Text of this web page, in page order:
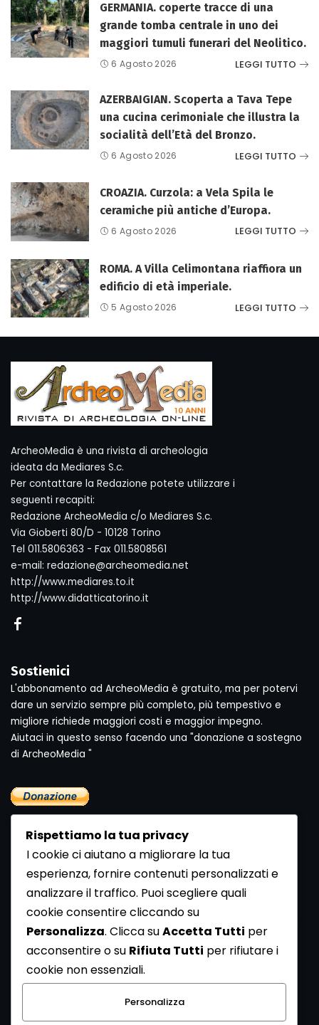
GERMANIA. coperte tracce di una
grande tomba centrale in uno dei
maggiori tumuli funerari del Neolitico.
6 Agosto 2026 LEGGI TUTTO
AZERBAIGIAN. Scoperta a Tava Tepe
una cucina cerimoniale che illustra la
socialità dell’Età del Bronzo.
6 Agosto 2026 LEGGI TUTTO
CROAZIA. Curzola: a Vela Spila le
ceramiche più antiche d’Europa.
6 Agosto 2026 LEGGI TUTTO
ROMA. A Villa Celimontana riaffiora un
edificio di età imperiale.
5 Agosto 2026 LEGGI TUTTO
ArcheoMedia è una rivista di archeologia
ideata da Mediares S.c.
Per contattare la Redazione potete utilizzare i
seguenti recapiti:
Redazione ArcheoMedia c/o Mediares S.c.
Via Gioberti 80/D - 10128 Torino
Tel 011.5806363 - Fax 011.5808561
e-mail: redazione@archeomedia.net
http://www.mediares.to.it
http://www.didatticatorino.it
Sostienici
L'abbonamento ad ArcheoMedia è gratuito, ma per potervi
dare un servizio sempre più completo, più tempestivo e
migliore richiede maggiori costi e maggior impegno.
Aiutaci in questo senso facendo una "donazione a sostegno
di ArcheoMedia "
Newsletter
Se vuoi ricevere la Rivista gratuita di archeologia realizzata
dalla Redazione di ArcheoMedia iscriviti alla nostra
Newsletter [Clicca Qui]
Con l'invio del messaggio l'utente dichiara di aver letto
l’informativa sulla privacy e di acconsentire al trattamento
dei propri dati personali.
Rispettiamo la tua privacy
I cookie ci aiutano a migliorare la tua
esperienza, fornire contenuti personalizzati e
analizzare il traffico. Puoi scegliere quali
cookie consentire cliccando su
Personalizza. Clicca suAccetta Tutti per
acconsentire o su Rifiuta Tutti per rifiutare i
cookie non essenziali.
Personalizza